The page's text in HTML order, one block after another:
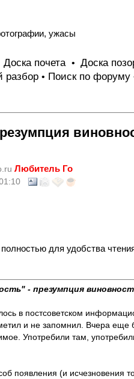
ужасы
Доска почета • Доска
разбор • Поиск по форуму
Любитель Го
для удобства
- презумпция
в постсоветском
и не запомнил. Вчера еще
Употребили там,
появления (и